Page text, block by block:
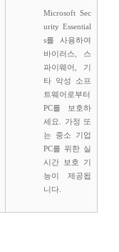
Microsoft Sec
urity Essential
s를 사용하여
바이러스, 스
파이웨어, 기
타 악성 소프
트웨어로부터
PC를 보호하
세요. 가정 또
는 중소 기업
PC를 위한 실
시간 보호 기
능이 제공됩
니다.